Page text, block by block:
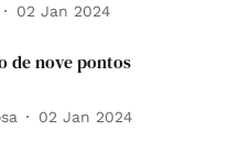
02 Jan 2024
de nove pontos
02 Jan 2024